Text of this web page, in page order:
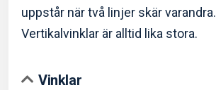
uppstår när två linjer skär varandra.
Vertikalvinklar är alltid lika stora.
Vinklar